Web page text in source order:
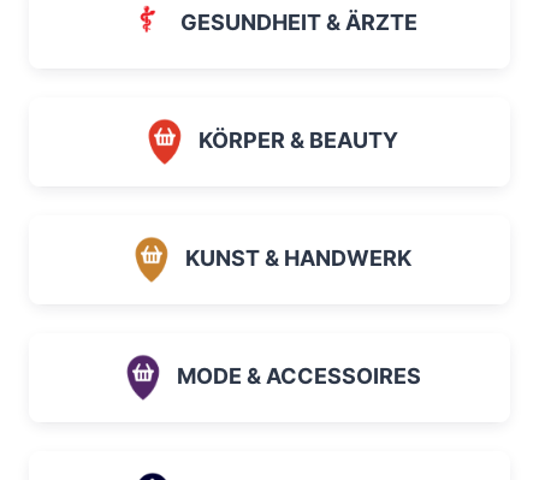
GESUNDHEIT & ÄRZTE
KÖRPER & BEAUTY
KUNST & HANDWERK
MODE & ACCESSOIRES